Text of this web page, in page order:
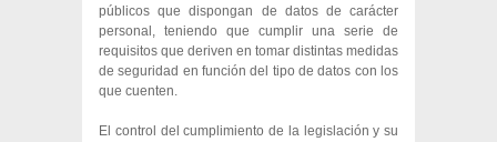
públicos que dispongan de datos de carácter
personal, teniendo que cumplir una serie de
requisitos que deriven en tomar distintas medidas
de seguridad en función del tipo de datos con los
que cuenten.
El control del cumplimiento de la legislación y su